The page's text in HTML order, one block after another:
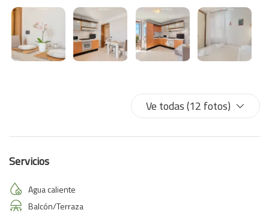
Ve todas (12 fotos)
Servicios
Agua caliente
Balcón/Terraza